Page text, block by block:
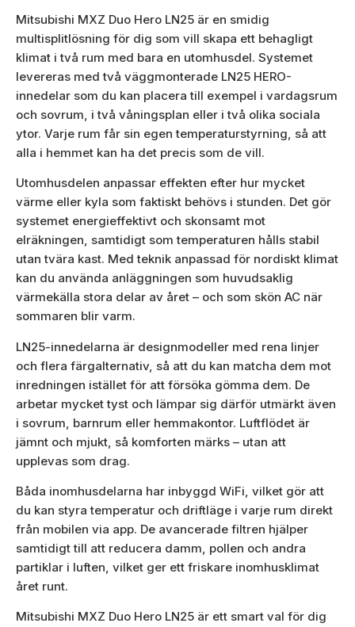
Mitsubishi MXZ Duo Hero LN25 är en smidig
multisplitlösning för dig som vill skapa ett behagligt
klimat i två rum med bara en utomhusdel. Systemet
levereras med två väggmonterade LN25 HERO-
innedelar som du kan placera till exempel i vardagsrum
och sovrum, i två våningsplan eller i två olika sociala
ytor. Varje rum får sin egen temperaturstyrning, så att
alla i hemmet kan ha det precis som de vill.
Utomhusdelen anpassar effekten efter hur mycket
värme eller kyla som faktiskt behövs i stunden. Det gör
systemet energieffektivt och skonsamt mot
elräkningen, samtidigt som temperaturen hålls stabil
utan tvära kast. Med teknik anpassad för nordiskt klimat
kan du använda anläggningen som huvudsaklig
värmekälla stora delar av året – och som skön AC när
sommaren blir varm.
LN25-innedelarna är designmodeller med rena linjer
och flera färgalternativ, så att du kan matcha dem mot
inredningen istället för att försöka gömma dem. De
arbetar mycket tyst och lämpar sig därför utmärkt även
i sovrum, barnrum eller hemmakontor. Luftflödet är
jämnt och mjukt, så komforten märks – utan att
upplevas som drag.
Båda inomhusdelarna har inbyggd WiFi, vilket gör att
du kan styra temperatur och driftläge i varje rum direkt
från mobilen via app. De avancerade filtren hjälper
samtidigt till att reducera damm, pollen och andra
partiklar i luften, vilket ger ett friskare inomhusklimat
året runt.
Mitsubishi MXZ Duo Hero LN25 är ett smart val för dig